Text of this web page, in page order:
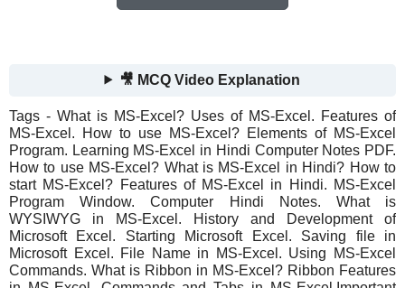
🎥 MCQ Video Explanation
Tags - What is MS-Excel? Uses of MS-Excel. Features of
MS-Excel. How to use MS-Excel? Elements of MS-Excel
Program. Learning MS-Excel in Hindi Computer Notes PDF.
How to use MS-Excel? What is MS-Excel in Hindi? How to
start MS-Excel? Features of MS-Excel in Hindi. MS-Excel
Program Window. Computer Hindi Notes. What is
WYSIWYG in MS-Excel. History and Development of
Microsoft Excel. Starting Microsoft Excel. Saving file in
Microsoft Excel. File Name in MS-Excel. Using MS-Excel
Commands. What is Ribbon in MS-Excel? Ribbon Features